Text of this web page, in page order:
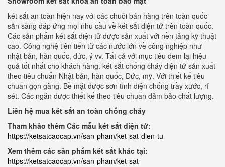
két sắt an toàn hiện nay với các chuỗi bán hàng trên toàn quốc
sẵn sàng đáp ứng mọi nhu cầu về két sắt điện tử trên toàn quốc.
Các sản phẩm két sắt điện tử được sản xuất với nền tảng kỹ thuật
cao. Công nghệ tiên tiến từ các nước lớn về công nghiệp như
nhật bản, hàn quốc, đức, ý vv. Tất cả với mục tiêu đem lại hiệu
quả tốt nhất cho khách hàng. két sắt chống cháy điện tử sản xuất
theo tiêu chuẩn Nhật bản, hàn quốc, Đức, mỹ. Với thiết kế tiêu
chuẩn gọn gàng. Bề mặt được sơn tĩnh điện chống trầy xước, rỉ
sét. Các ngăn được thiết kế theo tiêu chuẩn đảm bảo chất lượng.
Liên hệ mua két sắt an toàn chống cháy
Tham khảo thêm Các mẫu két sắt điện tử:
https://ketsatcaocap.vn/san-pham/ket-sat-dien-tu
Xem thêm các sản phẩm két sắt khác tại:
https://ketsatcaocap.vn/san-pham/ket-sat